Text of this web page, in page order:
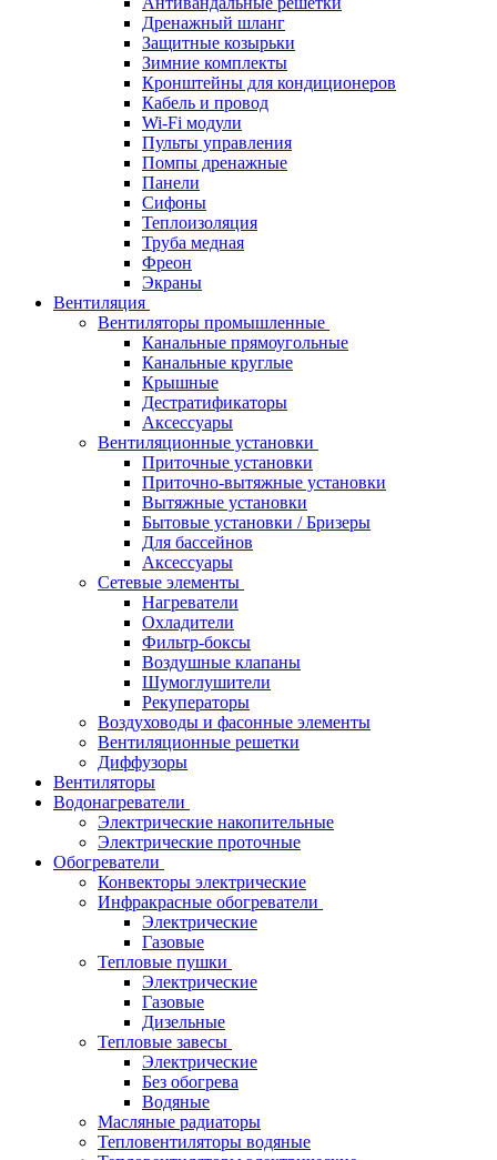
Дренажный шланг
Защитные козырьки
Зимние комплекты
Кронштейны для кондиционеров
Кабель и провод
Wi-Fi модули
Пульты управления
Помпы дренажные
Панели
Сифоны
Теплоизоляция
Труба медная
Фреон
Экраны
Вентиляция
Вентиляторы промышленные
Канальные прямоугольные
Канальные круглые
Крышные
Дестратификаторы
Аксессуары
Вентиляционные установки
Приточные установки
Приточно-вытяжные установки
Вытяжные установки
Бытовые установки / Бризеры
Для бассейнов
Аксессуары
Сетевые элементы
Нагреватели
Охладители
Фильтр-боксы
Воздушные клапаны
Шумоглушители
Рекуператоры
Воздуховоды и фасонные элементы
Вентиляционные решетки
Диффузоры
Вентиляторы
Водонагреватели
Электрические накопительные
Электрические проточные
Обогреватели
Конвекторы электрические
Инфракрасные обогреватели
Электрические
Газовые
Тепловые пушки
Электрические
Газовые
Дизельные
Тепловые завесы
Электрические
Без обогрева
Водяные
Масляные радиаторы
Тепловентиляторы водяные